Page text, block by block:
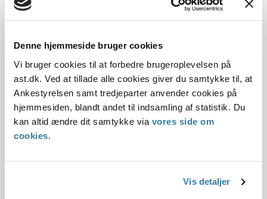
Denne hjemmeside bruger cookies
Vi bruger cookies til at forbedre brugeroplevelsen på
ast.dk. Ved at tillade alle cookies giver du samtykke til, at
Ankestyrelsen samt tredjeparter anvender cookies på
hjemmesiden, blandt andet til indsamling af statistik. Du
kan altid ændre dit samtykke via vores side om
cookies.
Vis detaljer
tillægges betydning, da andre forhold aktiverede
I sag nr. 2 (tidligere principmeddelelse U-39-01) havde
tilskadekomne rådighedsvagt i sit hjem, hvor han kom til
skade umiddelbart efter, at han var blevet tilkaldt af sin
arbejdsgiver til at møde på arbejde, mens han opholdt sig i
sin have.
Ankestyrelsen vurderede, at tilskadekomne var omfattet af
de forhold, hvorunder dette foregår.